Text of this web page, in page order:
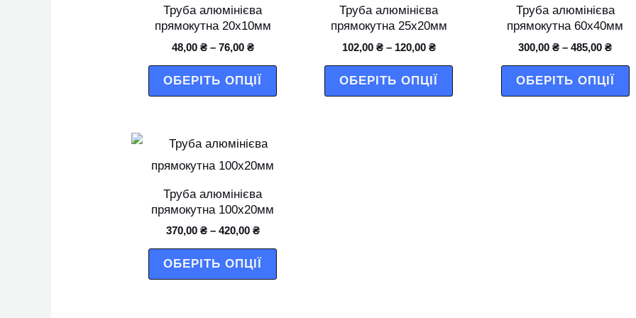
Труба алюмінієва
прямокутна 20х10мм
48,00 ₴– 76,00 ₴
ОБЕРІТЬ ОПЦІЇ
Параметри
можна
Труба алюмінієва
прямокутна 25х20мм
102,00 ₴– 120,00 ₴
ОБЕРІТЬ ОПЦІЇ
Параметри
можна
Труба алюмінієва
прямокутна 60х40мм
300,00₴ –485,00₴
ОБЕРІТЬ ОПЦІЇ
Труба алюмінієва
прямокутна 100х20мм
370,00 ₴– 420,00 ₴
ОБЕРІТЬ ОПЦІЇ
Параметри
можна